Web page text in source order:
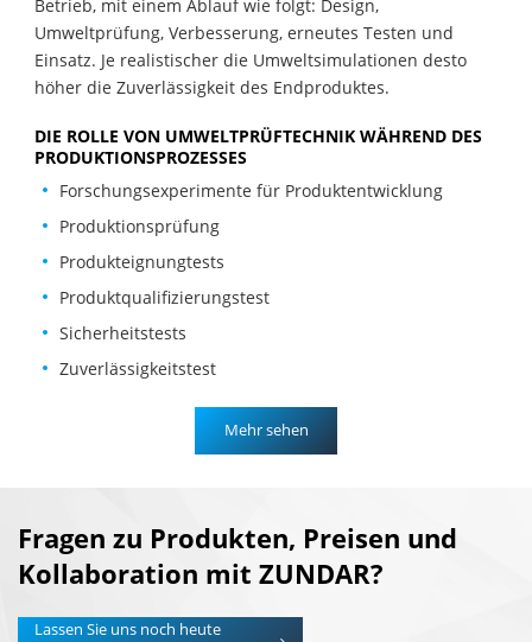
Betrieb, mit einem Ablauf wie folgt: Design,
Umweltprüfung, Verbesserung, erneutes Testen und
Einsatz. Je realistischer die Umweltsimulationen desto
höher die Zuverlässigkeit des Endproduktes.
DIE ROLLE VON UMWELTPRÜFTECHNIK WÄHREND DES
PRODUKTIONSPROZESSES
Forschungsexperimente für Produktentwicklung
Produktionsprüfung
Produkteignungtests
Produktqualifizierungstest
Sicherheitstests
Zuverlässigkeitstest
Mehr sehen
Fragen zu Produkten, Preisen und
Kollaboration mit ZUNDAR?
Lassen Sie uns noch heute